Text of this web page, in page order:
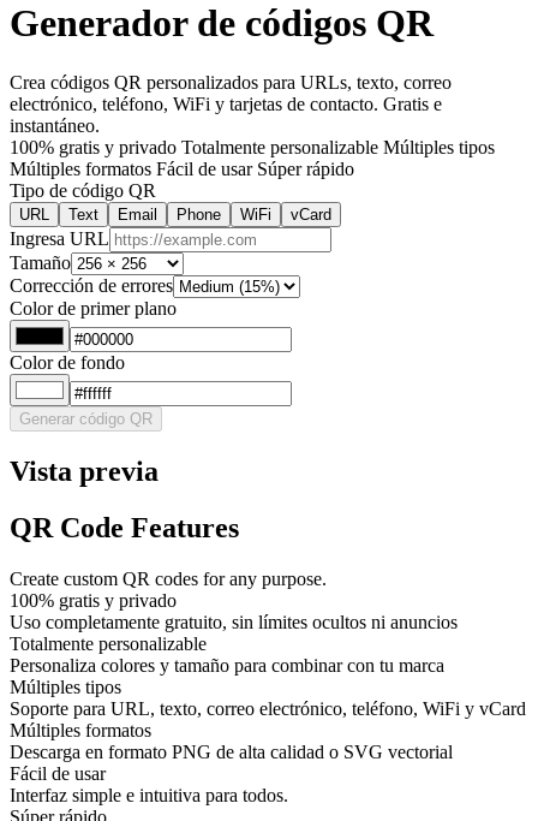
Generador de códigos QR
Crea códigos QR personalizados para URLs, texto, correo
electrónico, teléfono, WiFi y tarjetas de contacto. Gratis e
instantáneo.
100% gratis y privado Totalmente personalizable Múltiples tipos
Múltiples formatos Fácil de usarSúper rápido
Tipo de código QR
URL Text Email Phone WiFi vCard
Ingresa URL
Tamaño
Corrección de errores
Color de primer plano
Color de fondo
Generar código QR
Vista previa
QR Code Features
Create custom QR codes for any purpose.
100% gratis y privado
Uso completamente gratuito, sin límites ocultos ni anuncios
Totalmente personalizable
Personaliza colores y tamaño para combinar con tu marca
Múltiples tipos
Soporte para URL, texto, correo electrónico, teléfono, WiFi y vCard
Múltiples formatos
Descarga en formato PNG de alta calidad o SVG vectorial
Fácil de usar
Interfaz simple e intuitiva para todos.
Súper rápido